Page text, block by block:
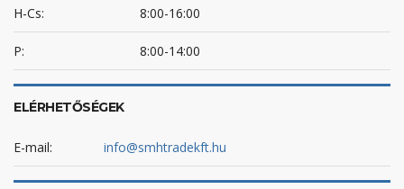
H-Cs: 8:00-16:00
P: 8:00-14:00
ELÉRHETŐSÉGEK
E-mail: info@smhtradekft.hu